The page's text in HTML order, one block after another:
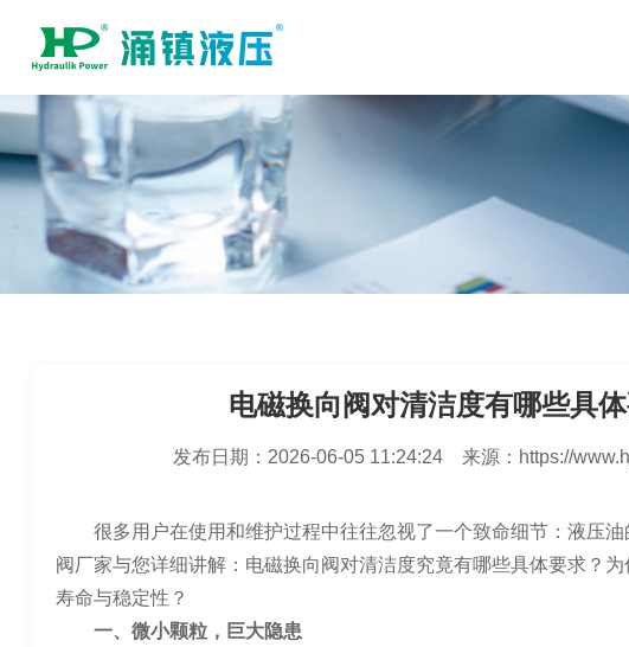
电磁换向阀对清洁度有哪些具
发布日期： 2026-06-05 11:24:24 来源： https://
很多用户在使用和维护过程中往往忽视了一个致命细节：液压
阀厂家与您详细讲解：电磁换向阀对清洁度究竟有哪些具体要求？
寿命与稳定性？
一、微小颗粒，巨大隐患